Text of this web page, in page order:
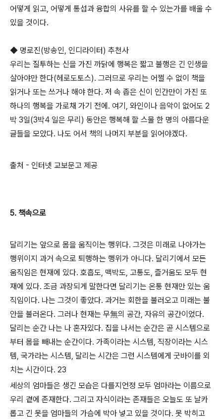
어떻게 읽고, 어떻게 통섭과 융합의 사유를 할 수 있는가를 배울 수
있을 것이다.
◆ 명로진(방송인, 인디라이터) 추천사
우리는 질투하는 신을 가진 까닭에 행복은 짧고 불행은 긴 인생을
살아야만 한다(헤로도토스). 그러므로 우리는 어쩔 수 없이 책을
읽거나 또는 쓰거나 해야 한다. 저 속 좁은 신이 인간만이 가진 또
하나의 행복을 가로채 가기 전에. 여기, 와인이나 음악이 없어도 2
박 3일(3박4 일은 무리) 동안은 행복해 할 스물 한 명의 아름다운
글들을 모았다. 나도 어서 책의 나머지 부분을 읽어야겠다.
출처 - 인터넷 교보문고 제공
5. 책속으로
달리기는 앞으로 몸을 움직이는 행위다. 그것은 미래로 나아가는
행위이지 과거 속으로 퇴행하는 행위가 아니다. 달리기에서 모든
움직임은 현재에 있다. 호흡도, 맥박도, 고통도, 즐거움도 모두 현
재에 있다. 조금 과장되게 말한다면 달리기는 온통 현재만 있는 움
직임이다. 나는 그것이 좋았다. 과거는 회한을 불러오고 미래는 불
안을 불러온다. 그러나 현재는 무無의 공간, 자유의 공간이었다.
달리는 순간 나는 나 혼자있다. 집을 나서는 순간은 곧 시스템으로
부터 몸을 빼내는 순간이다. 가족이라는 시스템, 직장이라는 시스
템, 국가라는 시스템, 달리는 시간은 그런 시스템에게 굿바이를 외
치는 시간이다. 23
세상의 엄마들은 생긴 모습은 다를지언정 모두 엄마라는 이름으로
우리 곁에 존재한다. 그리고 자식이라는 존재들은 오늘도 또 날카
롭고 긴 못을 엄마들의 가슴에 박아 넣고 있을 것이다. 못 박히고